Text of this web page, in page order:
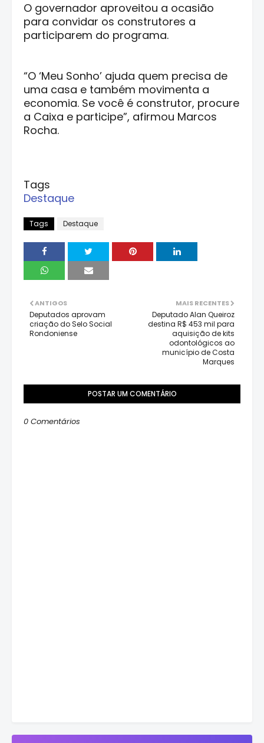
O governador aproveitou a ocasião
para convidar os construtores a
participarem do programa.
“O ‘Meu Sonho’ ajuda quem precisa de
uma casa e também movimenta a
economia. Se você é construtor, procure
a Caixa e participe”, afirmou Marcos
Rocha.
Tags
Destaque
Tags Destaque
MAIS RECENTES
Deputado Alan Queiroz
destina R$ 453 mil para
aquisição de kits
odontológicos ao
município de Costa
Marques
ANTIGOS
Deputados aprovam
criação do Selo Social
Rondoniense
POSTAR UM COMENTÁRIO
0 Comentários